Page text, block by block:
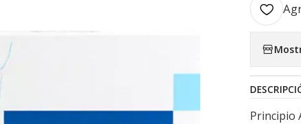
Principio